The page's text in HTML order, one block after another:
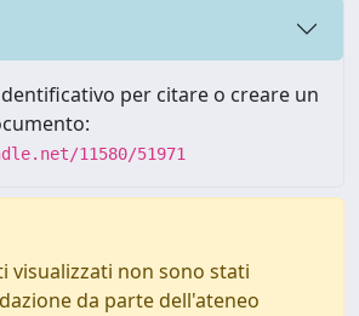
per citare o creare un
11580/51971
visualizzati non sono stati
da parte dell'ateneo